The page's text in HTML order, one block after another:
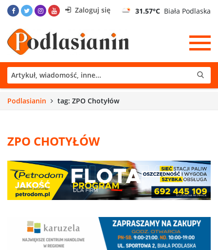
Zaloguj się 31.57°C Biała Podlaska
Podlasianin tag: ZPO Chotyłów
ZPO CHOTYŁÓW